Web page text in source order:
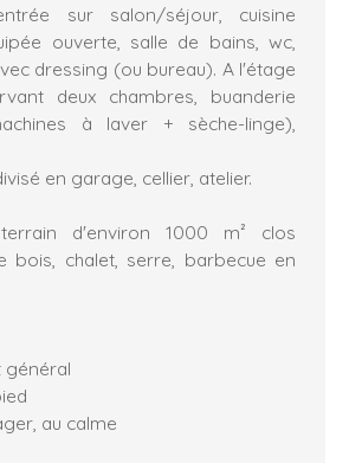
sur salon/séjour, cuisine
ouverte, salle de bains, wc,
dressing (ou bureau). A l'étage
deux chambres, buanderie
à laver + sèche-linge),
en garage, cellier, atelier.
d'environ 1000 m² clos
bois, chalet, serre, barbecue en
au calme